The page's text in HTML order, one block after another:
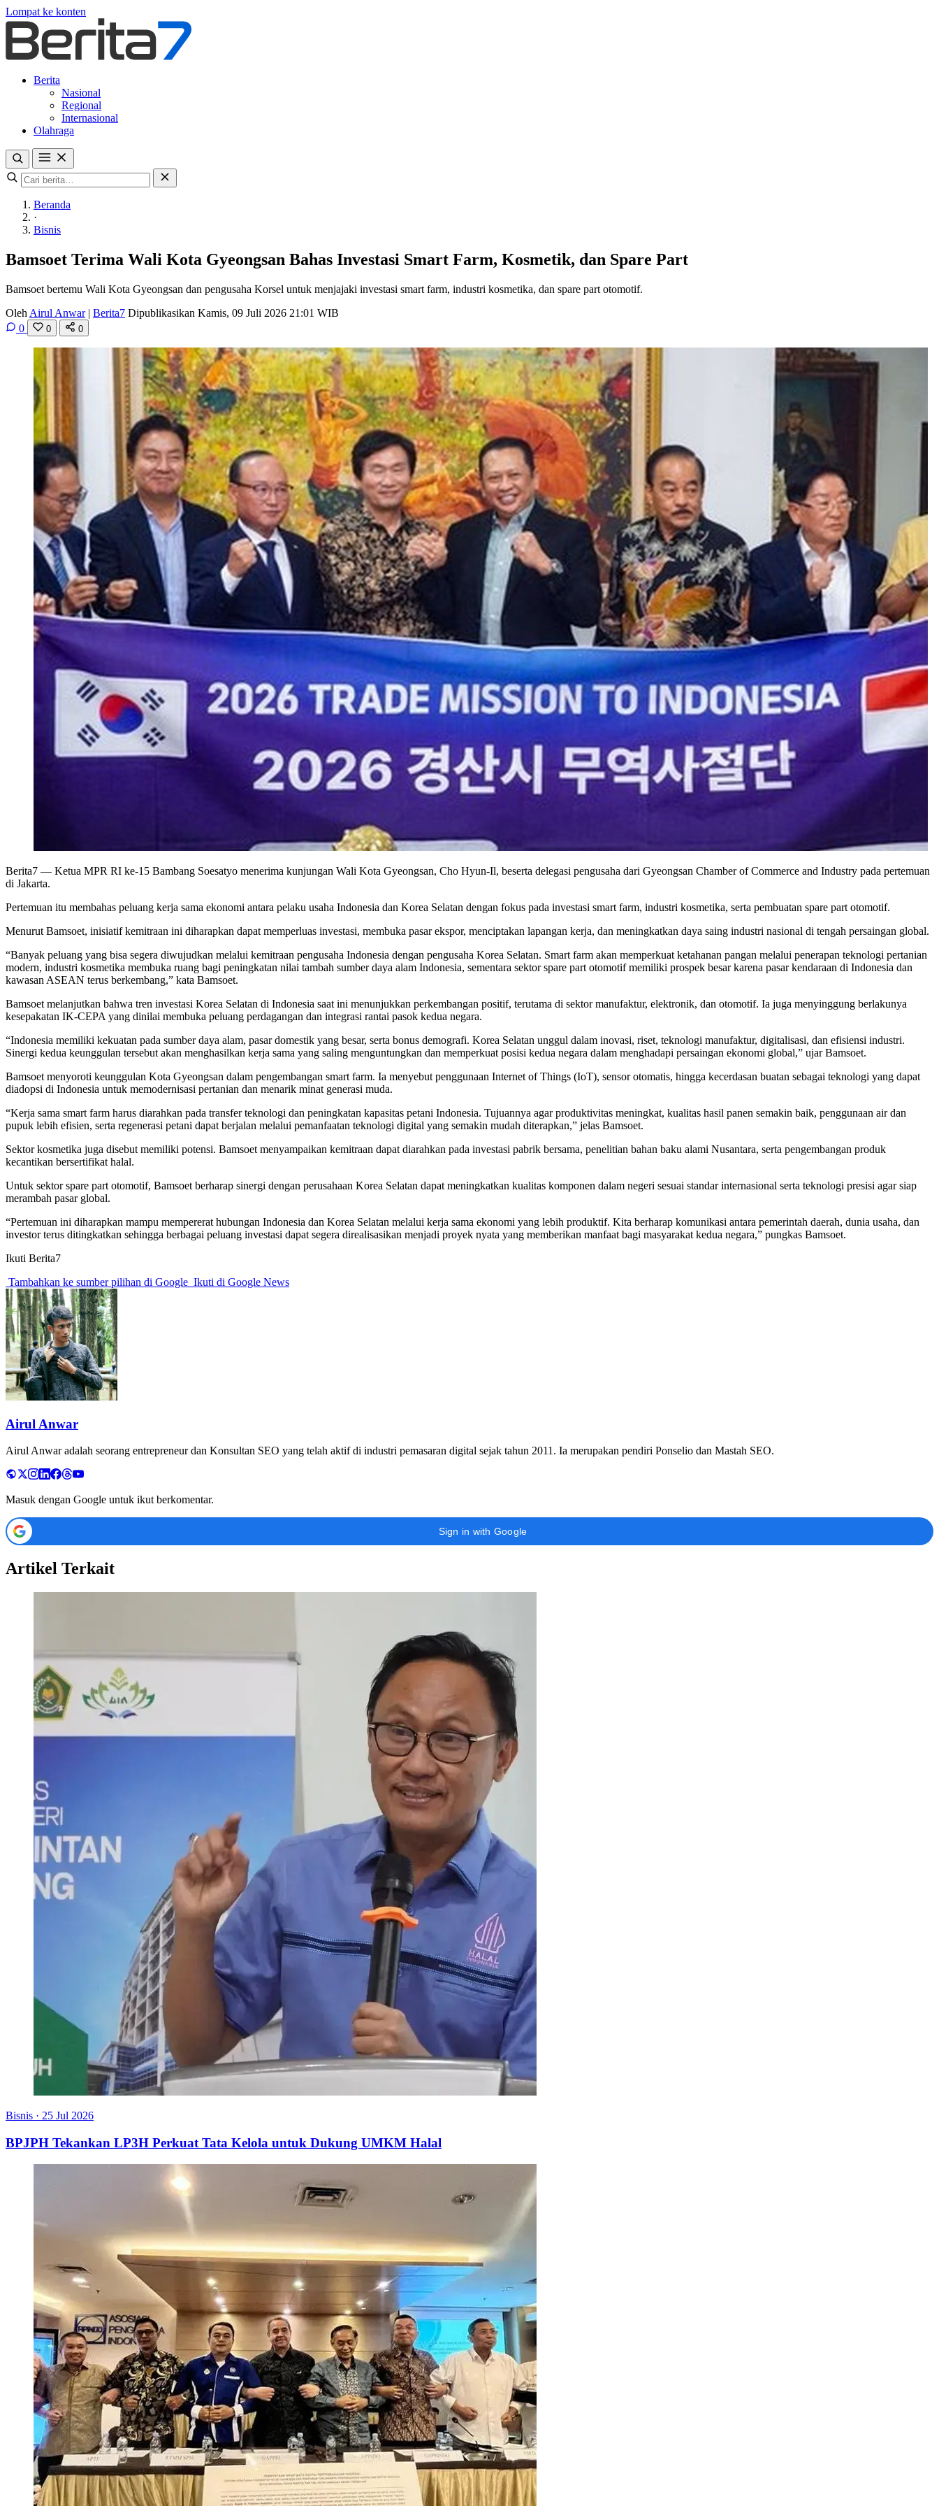
Lompat ke konten
Berita
Nasional
Regional
Internasional
Olahraga
Beranda
·
Bisnis
Bamsoet Terima Wali Kota Gyeongsan Bahas Investasi Smart Farm, Kosmetik, dan Spare Part
Bamsoet bertemu Wali Kota Gyeongsan dan pengusaha Korsel untuk menjajaki investasi smart farm, industri kosmetika, dan spare part otomotif.
Oleh Airul Anwar | Berita7 Dipublikasikan Kamis, 09 Juli 2026 21:01 WIB
0
0 0
Berita7 — Ketua MPR RI ke-15 Bambang Soesatyo menerima kunjungan Wali Kota Gyeongsan, Cho Hyun-Il, beserta delegasi pengusaha dari Gyeongsan Chamber of Commerce and Industry pada pertemuan
di Jakarta.
Pertemuan itu membahas peluang kerja sama ekonomi antara pelaku usaha Indonesia dan Korea Selatan dengan fokus pada investasi smart farm, industri kosmetika, serta pembuatan spare part otomotif.
Menurut Bamsoet, inisiatif kemitraan ini diharapkan dapat memperluas investasi, membuka pasar ekspor, menciptakan lapangan kerja, dan meningkatkan daya saing industri nasional di tengah persaingan global.
“Banyak peluang yang bisa segera diwujudkan melalui kemitraan pengusaha Indonesia dengan pengusaha Korea Selatan. Smart farm akan memperkuat ketahanan pangan melalui penerapan teknologi pertanian
modern, industri kosmetika membuka ruang bagi peningkatan nilai tambah sumber daya alam Indonesia, sementara sektor spare part otomotif memiliki prospek besar karena pasar kendaraan di Indonesia dan
kawasan ASEAN terus berkembang,” kata Bamsoet.
Bamsoet melanjutkan bahwa tren investasi Korea Selatan di Indonesia saat ini menunjukkan perkembangan positif, terutama di sektor manufaktur, elektronik, dan otomotif. Ia juga menyinggung berlakunya
kesepakatan IK-CEPA yang dinilai membuka peluang perdagangan dan integrasi rantai pasok kedua negara.
“Indonesia memiliki kekuatan pada sumber daya alam, pasar domestik yang besar, serta bonus demografi. Korea Selatan unggul dalam inovasi, riset, teknologi manufaktur, digitalisasi, dan efisiensi industri.
Sinergi kedua keunggulan tersebut akan menghasilkan kerja sama yang saling menguntungkan dan memperkuat posisi kedua negara dalam menghadapi persaingan ekonomi global,” ujar Bamsoet.
Bamsoet menyoroti keunggulan Kota Gyeongsan dalam pengembangan smart farm. Ia menyebut penggunaan Internet of Things (IoT), sensor otomatis, hingga kecerdasan buatan sebagai teknologi yang dapat
diadopsi di Indonesia untuk memodernisasi pertanian dan menarik minat generasi muda.
“Kerja sama smart farm harus diarahkan pada transfer teknologi dan peningkatan kapasitas petani Indonesia. Tujuannya agar produktivitas meningkat, kualitas hasil panen semakin baik, penggunaan air dan
pupuk lebih efisien, serta regenerasi petani dapat berjalan melalui pemanfaatan teknologi digital yang semakin mudah diterapkan,” jelas Bamsoet.
Sektor kosmetika juga disebut memiliki potensi. Bamsoet menyampaikan kemitraan dapat diarahkan pada investasi pabrik bersama, penelitian bahan baku alami Nusantara, serta pengembangan produk
kecantikan bersertifikat halal.
Untuk sektor spare part otomotif, Bamsoet berharap sinergi dengan perusahaan Korea Selatan dapat meningkatkan kualitas komponen dalam negeri sesuai standar internasional serta teknologi presisi agar siap
merambah pasar global.
“Pertemuan ini diharapkan mampu mempererat hubungan Indonesia dan Korea Selatan melalui kerja sama ekonomi yang lebih produktif. Kita berharap komunikasi antara pemerintah daerah, dunia usaha, dan
investor terus ditingkatkan sehingga berbagai peluang investasi dapat segera direalisasikan menjadi proyek nyata yang memberikan manfaat bagi masyarakat kedua negara,” pungkas Bamsoet.
Ikuti Berita7
Tambahkan ke sumber pilihan di Google Ikuti di Google News
Airul Anwar
Airul Anwar adalah seorang entrepreneur dan Konsultan SEO yang telah aktif di industri pemasaran digital sejak tahun 2011. Ia merupakan pendiri Ponselio dan Mastah SEO.
Masuk dengan Google untuk ikut berkomentar.
Sign in with Google
Artikel Terkait
Bisnis · 25 Jul 2026
BPJPH Tekankan LP3H Perkuat Tata Kelola untuk Dukung UMKM Halal